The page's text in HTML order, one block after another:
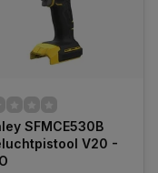
SFMCE530B
V20 -